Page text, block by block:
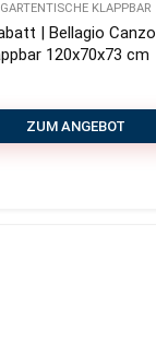
GARTENTISCHE KLAPPBAR
| Bellagio Canzo
120x70x73 cm
ZUM ANGEBOT